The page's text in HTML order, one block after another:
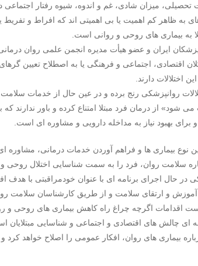
تحصیلی، میزان شادی، غم و اندوه، شیوه رفتار اجتماعی
به ظاهر کم اهمیت یا بی اهمیتی اند که افراط و
به بیماری های روحی و روانی است.
ایران و عضو هیأت مدیره‌ انجمن علمی روان
اقتصادی، اجتماعی و فرهنگی یا به اصطلاح تعیین
اختلالات دارند.
از اختلالات روانپزشکی رنج برده و در عین حال از خدمات
شود» از درمان فرد مبتلا امتناع کرده و باور ندارند که
بهبود نیاز به مداخله دارویی و مشاوره ای است.
بیماری ها و فراهم آوردن خدمات درمانی، مشاوره
سلامت روان، فرد را به سمت شناسایی اختلال
حال اجرای برنامه ای با عنوان خودمراقبتی با
آموزش و ارتقای سلامت و از طریق کارشناسان سلامت
اقدامات اگرچه چراغ راه کاهش بیماری های روحی و
ای چالش های اقتصادی و اجتماعی و شناسایی
بیماری های روان، افکار عمومی را اصلاح خواهد کرد